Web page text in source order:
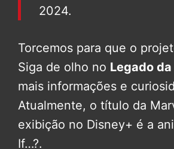
2024.
Torcemos para que o
Siga de olho no Legado
mais informações e
Atualmente, o título da
exibição no Disney+ é a
If…?.